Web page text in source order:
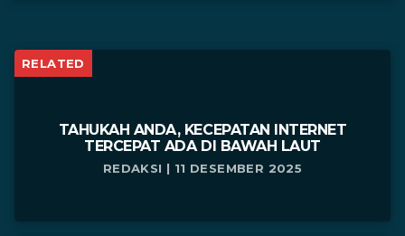
RELATED
TAHUKAH ANDA, KECEPATAN INTERNET
TERCEPAT ADA DI BAWAH LAUT
REDAKSI | 11 DESEMBER 2025